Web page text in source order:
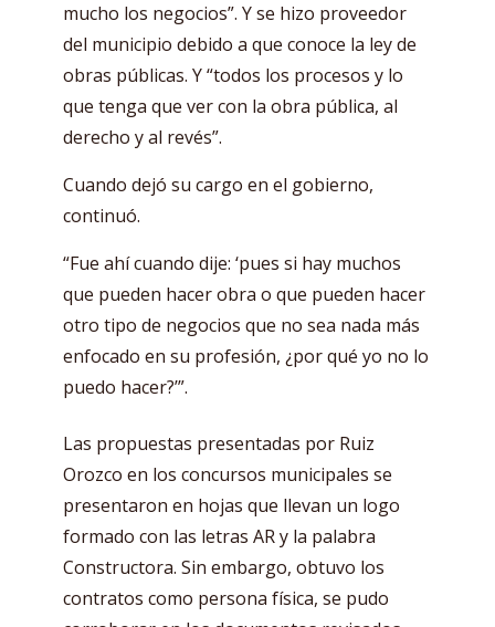
mucho los negocios”. Y se hizo proveedor
del municipio debido a que conoce la ley de
obras públicas. Y “todos los procesos y lo
que tenga que ver con la obra pública, al
derecho y al revés”.
Cuando dejó su cargo en el gobierno,
continuó.
“Fue ahí cuando dije: ‘pues si hay muchos
que pueden hacer obra o que pueden hacer
otro tipo de negocios que no sea nada más
enfocado en su profesión, ¿por qué yo no lo
puedo hacer?’”.
Las propuestas presentadas por Ruiz
Orozco en los concursos municipales se
presentaron en hojas que llevan un logo
formado con las letras AR y la palabra
Constructora. Sin embargo, obtuvo los
contratos como persona física, se pudo